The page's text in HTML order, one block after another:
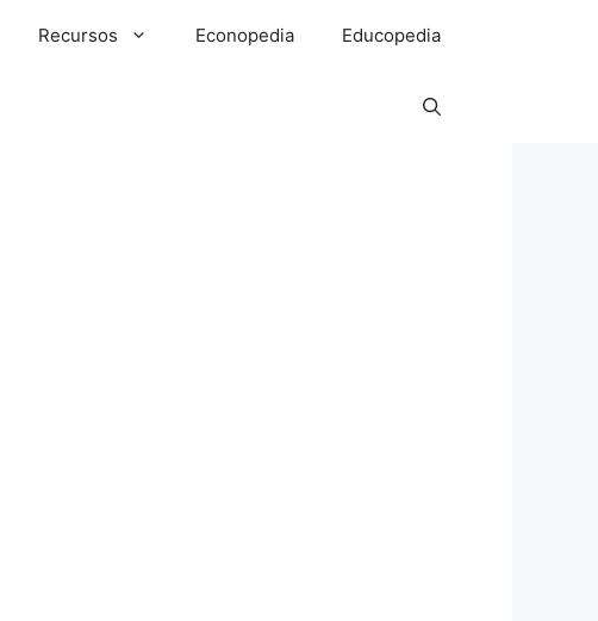
Recursos Econopedia Educopedia